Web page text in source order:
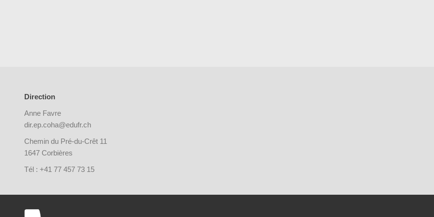
Direction
Anne Favre
dir.ep.coha@edufr.ch
Chemin du Pré-du-Crêt 11
1647 Corbières
Tél : +41 77 457 73 15